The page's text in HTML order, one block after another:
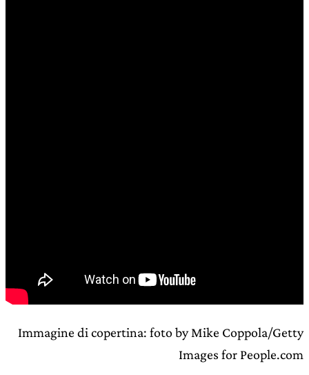
Immagine di copertina: foto by Mike Coppola/Getty
Images for People.com